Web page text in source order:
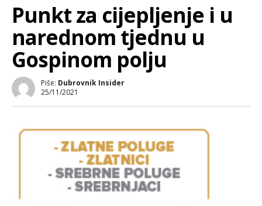
Punkt za cijepljenje i u
narednom tjednu u
Gospinom polju
Piše: Dubrovnik Insider
25/11/2021